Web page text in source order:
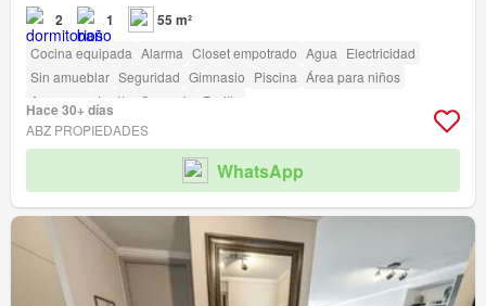
2 1 55 m²
Cocina equipada Alarma Closet empotrado Agua Electricidad
Sin amueblar Seguridad Gimnasio Piscina Área para niños
Ascensor
Jardín Conserje
Parilla
Acceso para personas con discapacidad
Hace 30+ días
ABZ PROPIEDADES
WhatsApp